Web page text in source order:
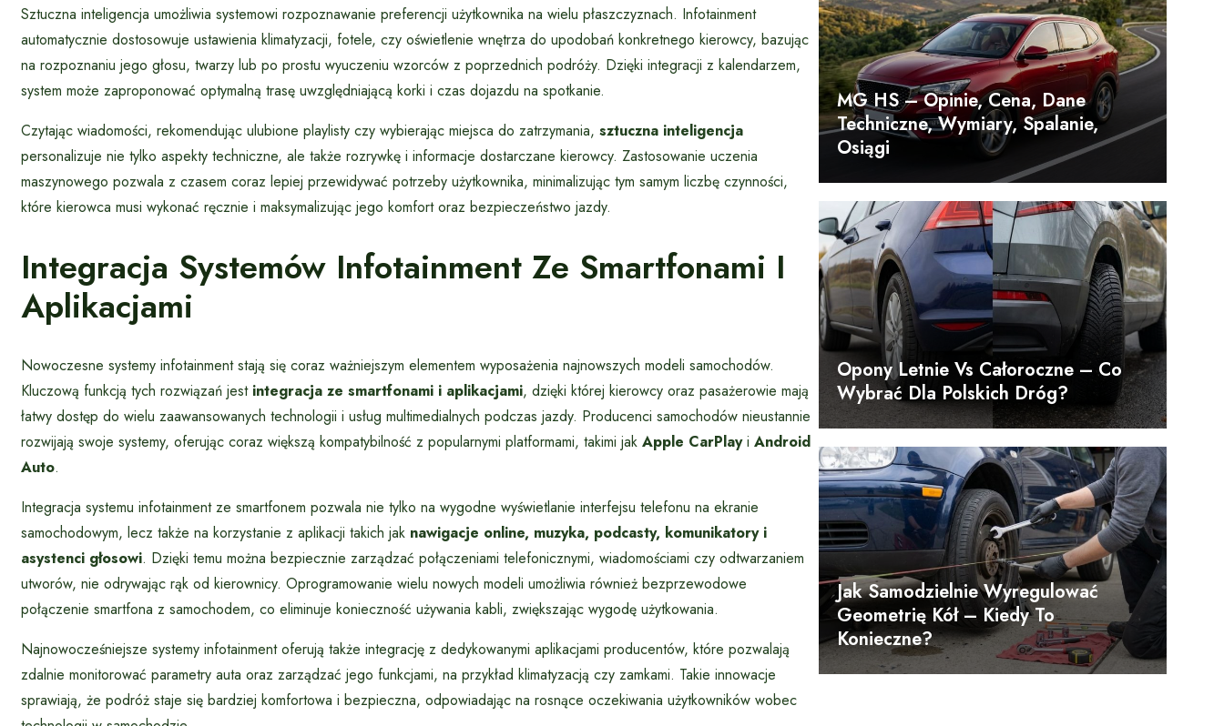
Sztuczna inteligencja umożliwia systemowi rozpoznawanie preferencji użytkownika na wielu płaszczyznach. Infotainment
automatycznie dostosowuje ustawienia klimatyzacji, fotele, czy oświetlenie wnętrza do upodobań konkretnego kierowcy, bazując
na rozpoznaniu jego głosu, twarzy lub po prostu wyuczeniu wzorców z poprzednich podróży. Dzięki integracji z kalendarzem,
system może zaproponować optymalną trasę uwzględniającą korki i czas dojazdu na spotkanie.
Czytając wiadomości, rekomendując ulubione playlisty czy wybierając miejsca do zatrzymania, sztuczna inteligencja
personalizuje nie tylko aspekty techniczne, ale także rozrywkę i informacje dostarczane kierowcy. Zastosowanie uczenia
maszynowego pozwala z czasem coraz lepiej przewidywać potrzeby użytkownika, minimalizując tym samym liczbę czynności,
które kierowca musi wykonać ręcznie i maksymalizując jego komfort oraz bezpieczeństwo jazdy.
Integracja Systemów Infotainment Ze Smartfonami I
Aplikacjami
Nowoczesne systemy infotainment stają się coraz ważniejszym elementem wyposażenia najnowszych modeli samochodów.
Kluczową funkcją tych rozwiązań jest integracja ze smartfonami i aplikacjami, dzięki której kierowcy oraz pasażerowie mają
łatwy dostęp do wielu zaawansowanych technologii i usług multimedialnych podczas jazdy. Producenci samochodów nieustannie
rozwijają swoje systemy, oferując coraz większą kompatybilność z popularnymi platformami, takimi jak Apple CarPlayi Android
Auto.
Integracja systemu infotainment ze smartfonem pozwala nie tylko na wygodne wyświetlanie interfejsu telefonu na ekranie
samochodowym, lecz także na korzystanie z aplikacji takich jak nawigacje online, muzyka, podcasty, komunikatory i
asystenci głosowi. Dzięki temu można bezpiecznie zarządzać połączeniami telefonicznymi, wiadomościami czy odtwarzaniem
utworów, nie odrywając rąk od kierownicy. Oprogramowanie wielu nowych modeli umożliwia również bezprzewodowe
połączenie smartfona z samochodem, co eliminuje konieczność używania kabli, zwiększając wygodę użytkowania.
Najnowocześniejsze systemy infotainment oferują także integrację z dedykowanymi aplikacjami producentów, które pozwalają
zdalnie monitorować parametry auta oraz zarządzać jego funkcjami, na przykład klimatyzacją czy zamkami. Takie innowacje
sprawiają, że podróż staje się bardziej komfortowa i bezpieczna, odpowiadając na rosnące oczekiwania użytkowników wobec
MG HS – Opinie, Cena, Dane
Techniczne, Wymiary, Spalanie,
Osiągi
Opony Letnie Vs Całoroczne – Co
Wybrać Dla Polskich Dróg?
Jak Samodzielnie Wyregulować
Geometrię Kół – Kiedy To
Konieczne?